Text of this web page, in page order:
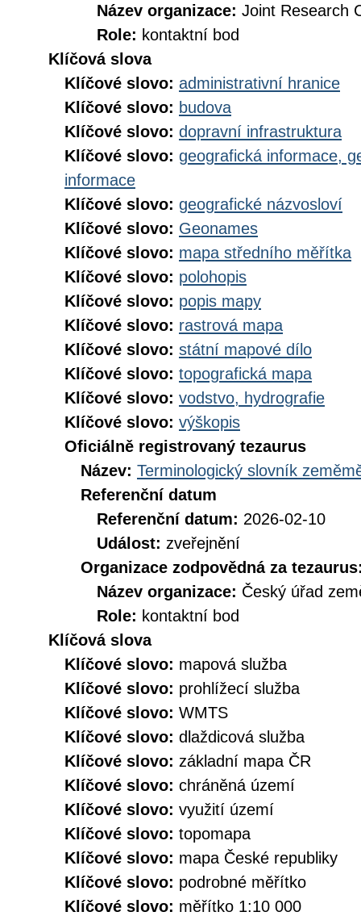
Název organizace: Joint Research
Role: kontaktní bod
Klíčová slova
Klíčové slovo: administrativní hranice
Klíčové slovo: budova
Klíčové slovo: dopravní infrastruktura
Klíčové slovo: geografická informace,
informace
Klíčové slovo: geografické názvosloví
Klíčové slovo: Geonames
Klíčové slovo: mapa středního měřítka
Klíčové slovo: polohopis
Klíčové slovo: popis mapy
Klíčové slovo: rastrová mapa
Klíčové slovo: státní mapové dílo
Klíčové slovo: topografická mapa
Klíčové slovo: vodstvo, hydrografie
Klíčové slovo: výškopis
Oficiálně registrovaný tezaurus
Název: Terminologický slovník
Referenční datum
Referenční datum: 2026-02-10
Událost: zveřejnění
Organizace zodpovědná za
Název organizace: Český úřad
Role: kontaktní bod
Klíčová slova
Klíčové slovo: mapová služba
Klíčové slovo: prohlížecí služba
Klíčové slovo: WMTS
Klíčové slovo: dlaždicová služba
Klíčové slovo: základní mapa ČR
Klíčové slovo: chráněná území
Klíčové slovo: využití území
Klíčové slovo: topomapa
Klíčové slovo: mapa České republiky
Klíčové slovo: podrobné měřítko
Klíčové slovo: měřítko 1:10 000